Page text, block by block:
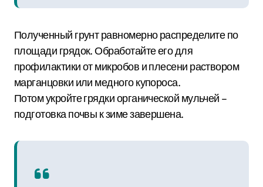
Полученный грунт равномерно распределите по
площади грядок. Обработайте его для
профилактики от микробов и плесени раствором
марганцовки или медного купороса.
Потом укройте грядки органической мульчей –
подготовка почвы к зиме завершена.